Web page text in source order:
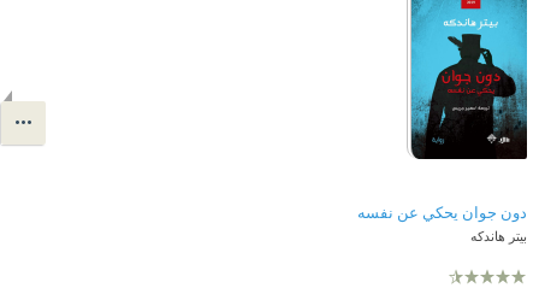
دون جوان يحكي عن نفسه
بيتر هاندكه